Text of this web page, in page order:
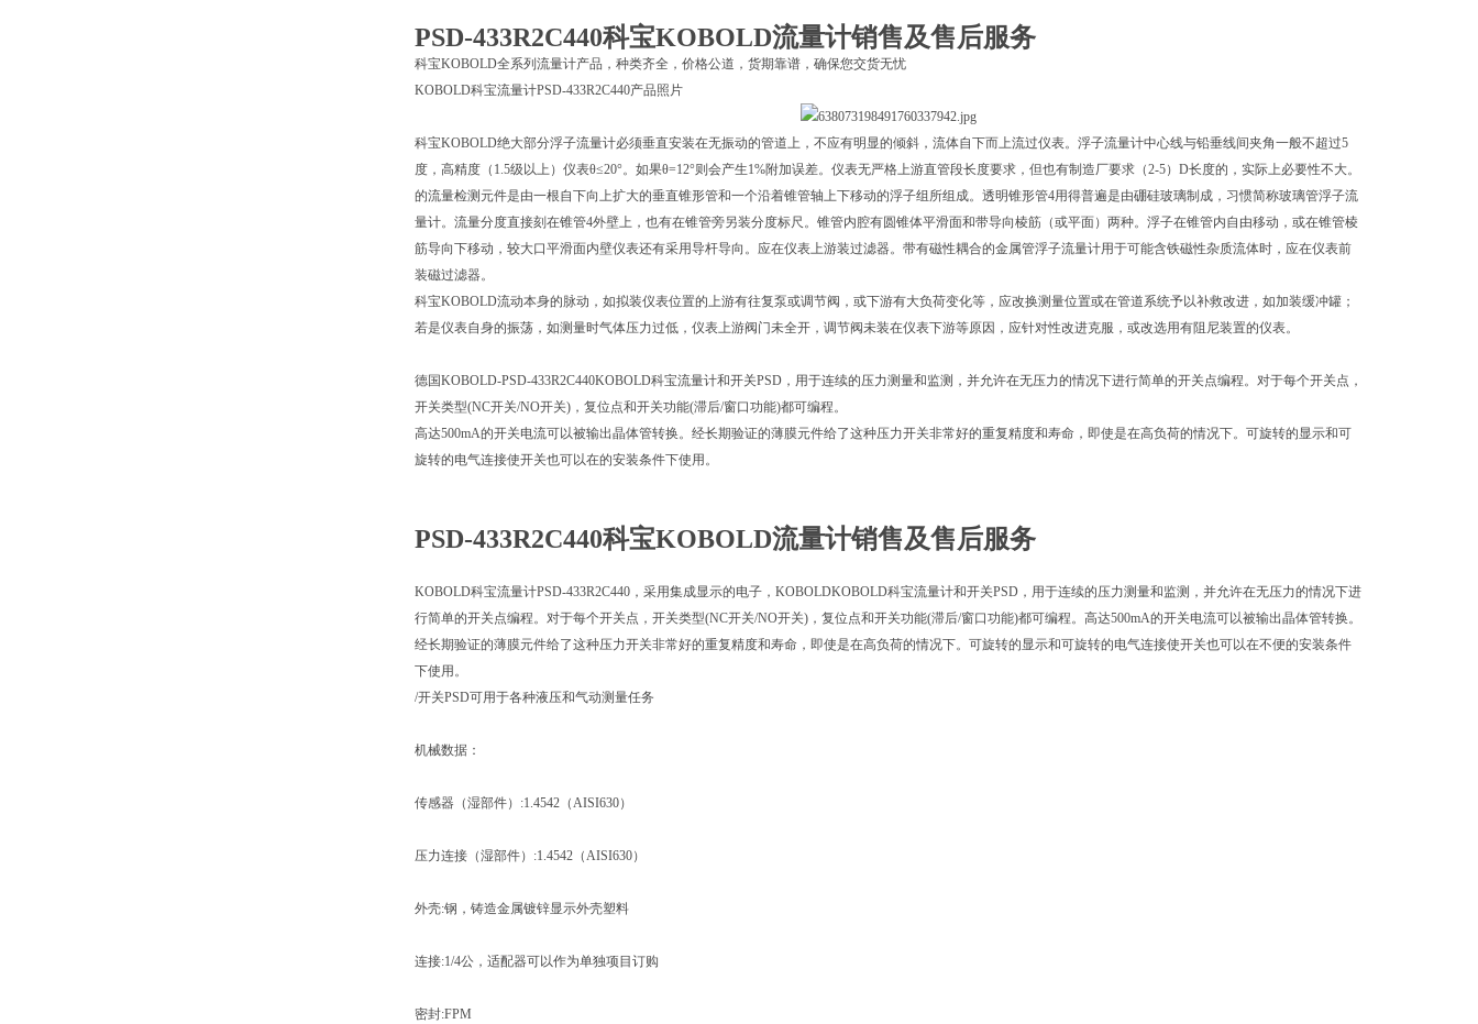
PSD-433R2C440科宝KOBOLD流量计销售及售后服务
科宝KOBOLD全系列流量计产品，种类齐全，价格公道，货期靠谱，确保您交货无忧
KOBOLD科宝流量计PSD-433R2C440产品照片
科宝KOBOLD绝大部分浮子流量计必须垂直安装在无振动的管道上，不应有明显的倾斜，流体自下而上流过仪表。浮子流量计中心线与铅垂线间夹角一般不超过5
度，高精度（1.5级以上）仪表θ≤20°。如果θ=12°则会产生1%附加误差。仪表无严格上游直管段长度要求，但也有制造厂要求（2-5）D长度的，实际上必要性不大。
的流量检测元件是由一根自下向上扩大的垂直锥形管和一个沿着锥管轴上下移动的浮子组所组成。透明锥形管4用得普遍是由硼硅玻璃制成，习惯简称玻璃管浮子流
量计。流量分度直接刻在锥管4外壁上，也有在锥管旁另装分度标尺。锥管内腔有圆锥体平滑面和带导向棱筋（或平面）两种。浮子在锥管内自由移动，或在锥管棱
筋导向下移动，较大口平滑面内壁仪表还有采用导杆导向。应在仪表上游装过滤器。带有磁性耦合的金属管浮子流量计用于可能含铁磁性杂质流体时，应在仪表前
装磁过滤器。
科宝KOBOLD流动本身的脉动，如拟装仪表位置的上游有往复泵或调节阀，或下游有大负荷变化等，应改换测量位置或在管道系统予以补救改进，如加装缓冲罐；
若是仪表自身的振荡，如测量时气体压力过低，仪表上游阀门未全开，调节阀未装在仪表下游等原因，应针对性改进克服，或改选用有阻尼装置的仪表。
德国KOBOLD-PSD-433R2C440KOBOLD科宝流量计和开关PSD，用于连续的压力测量和监测，并允许在无压力的情况下进行简单的开关点编程。对于每个开关点，
开关类型(NC开关/NO开关)，复位点和开关功能(滞后/窗口功能)都可编程。
高达500mA的开关电流可以被输出晶体管转换。经长期验证的薄膜元件给了这种压力开关非常好的重复精度和寿命，即使是在高负荷的情况下。可旋转的显示和可
旋转的电气连接使开关也可以在的安装条件下使用。
PSD-433R2C440科宝KOBOLD流量计销售及售后服务
KOBOLD科宝流量计PSD-433R2C440，采用集成显示的电子，KOBOLDKOBOLD科宝流量计和开关PSD，用于连续的压力测量和监测，并允许在无压力的情况下进
行简单的开关点编程。对于每个开关点，开关类型(NC开关/NO开关)，复位点和开关功能(滞后/窗口功能)都可编程。高达500mA的开关电流可以被输出晶体管转换。
经长期验证的薄膜元件给了这种压力开关非常好的重复精度和寿命，即使是在高负荷的情况下。可旋转的显示和可旋转的电气连接使开关也可以在不便的安装条件
下使用。
/开关PSD可用于各种液压和气动测量任务
机械数据：
传感器（湿部件）:1.4542（AISI630）
压力连接（湿部件）:1.4542（AISI630）
外壳:钢，铸造金属镀锌显示外壳塑料
连接:1/4公，适配器可以作为单独项目订购
密封:FPM